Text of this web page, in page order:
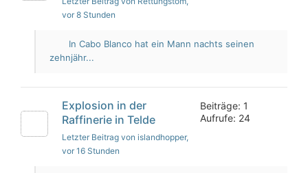
vor 8 Stunden
In Cabo Blanco hat ein Mann nachts seinen
zehnjähr...
Explosion in der
Raffinerie in Telde
Letzter Beitrag von islandhopper,
vor 16 Stunden
Beiträge: 1
Aufrufe: 24